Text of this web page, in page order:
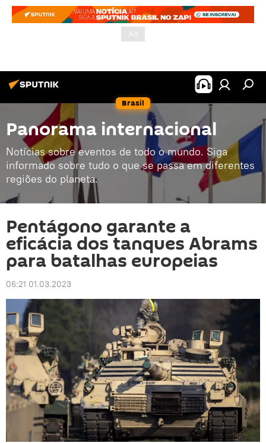
Brasil
Panorama internacional
Notícias sobre eventos de todo o mundo. Siga
informado sobre tudo o que se passa em diferentes
regiões do planeta.
Pentágono garante a
eficácia dos tanques Abrams
para batalhas europeias
06:21 01.03.2023